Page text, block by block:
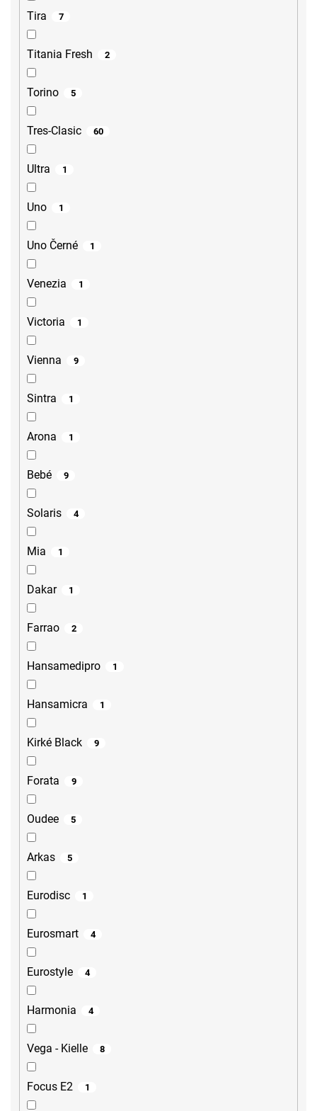
Tira 7
Titania Fresh 2
Torino 5
Tres-Clasic 60
Ultra 1
Uno 1
Uno Černé 1
Venezia 1
Victoria 1
Vienna 9
Sintra 1
Arona 1
Bebé 9
Solaris 4
Mia 1
Dakar 1
Farrao 2
Hansamedipro 1
Hansamicra 1
Kirké Black 9
Forata 9
Oudee 5
Arkas 5
Eurodisc 1
Eurosmart 4
Eurostyle 4
Harmonia 4
Vega - Kielle 8
Focus E2 1